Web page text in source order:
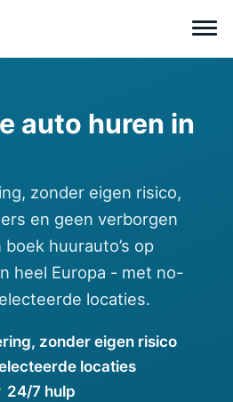
auto huren in
zonder eigen risico,
en geen verborgen
huurauto’s op
heel Europa - met no-
locaties.
zonder eigen risico
locaties
24/7 hulp